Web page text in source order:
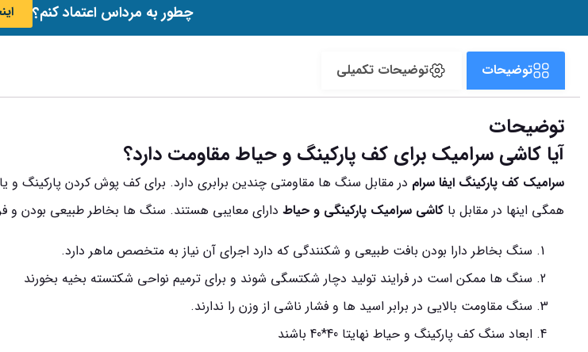
چطور به مرداس اعتماد کنم؟
توضیحات توضیحات تکمیلی
توضیحات
آیا کاشی سرامیک برای کف پارکینگ و حیاط مقاومت دارد؟
سرامیک کف پارکینگ ایفا سرام در مقابل سنگ ها مقاومتی چندین برابری دارد. برای کف پوش کردن پارکینگ
همگی اینها در مقابل با کاشی سرامیک پارکینگی و حیاط دارای معایبی هستند. سنگ ها بخاطر طبیعی بودن و
سنگ بخاطر دارا بودن بافت طبیعی و شکنندگی که دارد اجرای آن نیاز به متخصص ماهر دارد.
سنگ ها ممکن است در فرایند تولید دچار شکتسگی شوند و برای ترمیم نواحی شکتسته بخیه بخورند
سنگ مقاومت بالایی در برابر اسید ها و فشار ناشی از وزن را ندارند.
ابعاد سنگ کف پارکینگ و حیاط نهایتا 40*40 باشند